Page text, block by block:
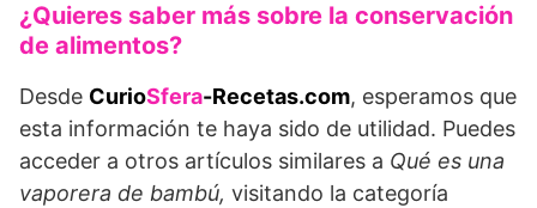
¿Quieres saber más sobre la conservación
de alimentos?
Desde CurioSfera-Recetas.com, esperamos que
esta información te haya sido de utilidad. Puedes
acceder a otros artículos similares a Qué es una
vaporera de bambú, visitando la categoría